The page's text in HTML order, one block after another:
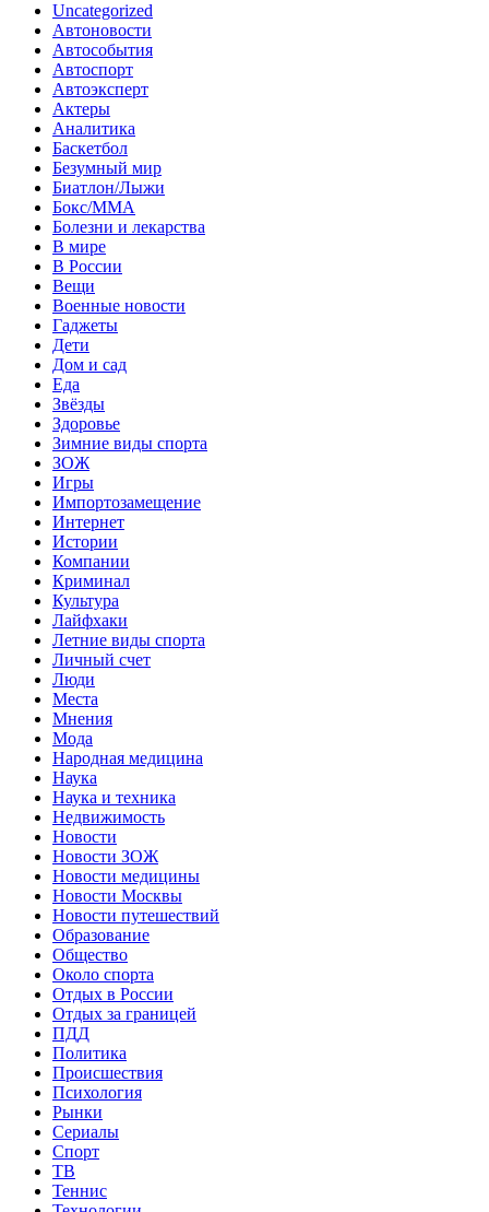
Uncategorized
Автоновости
Автособытия
Автоспорт
Автоэксперт
Актеры
Аналитика
Баскетбол
Безумный мир
Биатлон/Лыжи
Бокс/MMA
Болезни и лекарства
В мире
В России
Вещи
Военные новости
Гаджеты
Дети
Дом и сад
Еда
Звёзды
Здоровье
Зимние виды спорта
ЗОЖ
Игры
Импортозамещение
Интернет
Истории
Компании
Криминал
Культура
Лайфхаки
Летние виды спорта
Личный счет
Люди
Места
Мнения
Мода
Народная медицина
Наука
Наука и техника
Недвижимость
Новости
Новости ЗОЖ
Новости медицины
Новости Москвы
Новости путешествий
Образование
Общество
Около спорта
Отдых в России
Отдых за границей
ПДД
Политика
Происшествия
Психология
Рынки
Сериалы
Спорт
ТВ
Теннис